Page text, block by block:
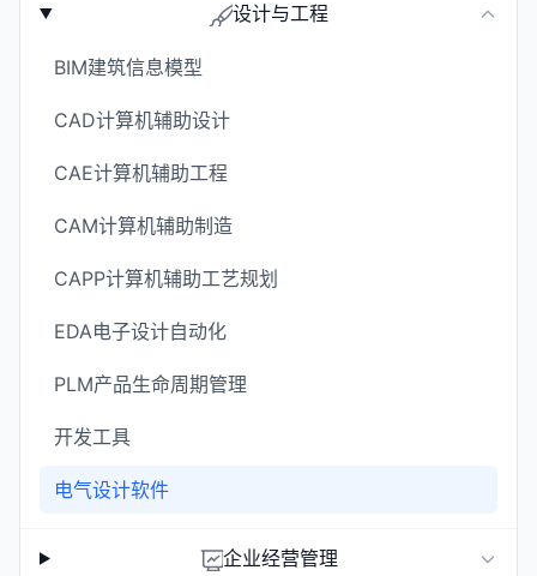
设计与工程
BIM建筑信息模型
CAD计算机辅助设计
CAE计算机辅助工程
CAM计算机辅助制造
CAPP计算机辅助工艺规划
EDA电子设计自动化
PLM产品生命周期管理
开发工具
电气设计软件
企业经营管理